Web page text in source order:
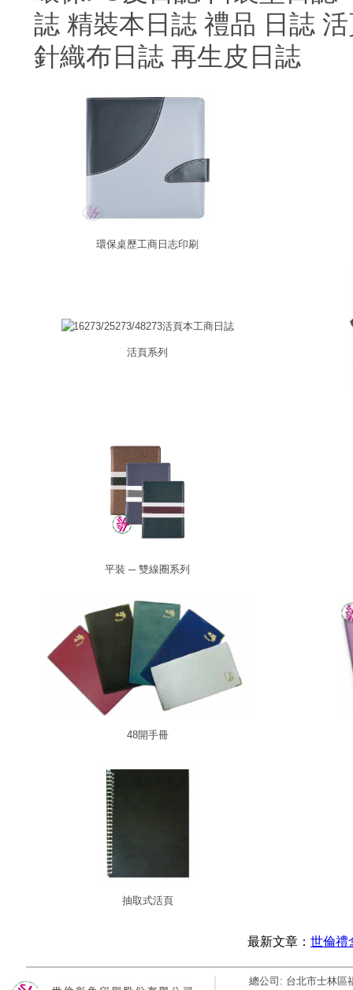
誌 精裝本日誌 禮品 日誌
針織布日誌 再生皮日誌
環保桌歷工商日志印刷
活頁系列
平裝 ─ 雙線圈系列
48開手冊
抽取式活頁
最新文章： 世倫禮
總公司: 台北市士林區